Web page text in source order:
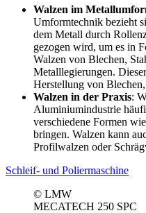
Walzen im
Umformtechnik bezieht
dem Metall durch
gezogen wird, um es in
Walzen von Blechen,
Metalllegierungen.
Herstellung von
Walzen in der Praxis:
Aluminiumindustrie
verschiedene Formen
bringen. Walzen kann
Profilwalzen oder
Schleif- und Poliermaschine
© LMW
MECATECH 250 SPC